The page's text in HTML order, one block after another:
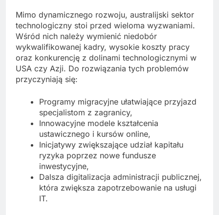
Mimo dynamicznego rozwoju, australijski sektor
technologiczny stoi przed wieloma wyzwaniami.
Wśród nich należy wymienić niedobór
wykwalifikowanej kadry, wysokie koszty pracy
oraz konkurencję z dolinami technologicznymi w
USA czy Azji. Do rozwiązania tych problemów
przyczyniają się:
Programy migracyjne ułatwiające przyjazd
specjalistom z zagranicy,
Innowacyjne modele kształcenia
ustawicznego i kursów online,
Inicjatywy zwiększające udział kapitału
ryzyka poprzez nowe fundusze
inwestycyjne,
Dalsza digitalizacja administracji publicznej,
która zwiększa zapotrzebowanie na usługi
IT.